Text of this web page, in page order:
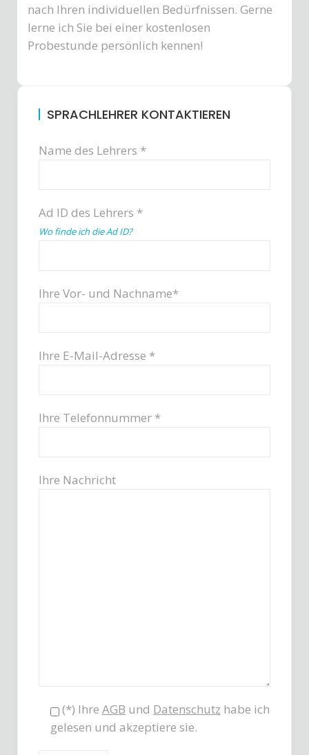
nach Ihren individuellen Bedürfnissen. Gerne
lerne ich Sie bei einer kostenlosen
Probestunde persönlich kennen!
SPRACHLEHRER KONTAKTIEREN
Name des Lehrers *
Ad ID des Lehrers *
Wo finde ich die Ad ID?
Ihre Vor- und Nachname*
Ihre E-Mail-Adresse *
Ihre Telefonnummer *
Ihre Nachricht
(*) Ihre AGB und Datenschutz habe ich
gelesen und akzeptiere sie.